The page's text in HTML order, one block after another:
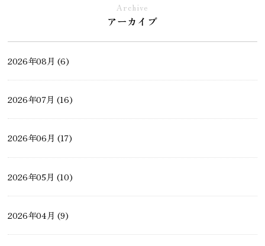
モデルハウスができるまで
ペットと暮らす家
薪ストーブ・ペレットストーブ
Archive
アーカイブ
2026年08月 (6)
2026年07月 (16)
2026年06月 (17)
2026年05月 (10)
2026年04月 (9)